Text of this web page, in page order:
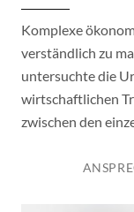
Komplexe
verständlich zu
untersuchte die
wirtschaftlichen
zwischen den